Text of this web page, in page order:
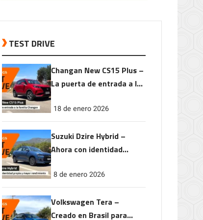
TEST DRIVE
Changan New CS15 Plus –
La puerta de entrada a la
18 de enero 2026
Suzuki Dzire Hybrid –
Ahora con identidad
rendimiento
8 de enero 2026
Volkswagen Tera –
Creado en Brasil para